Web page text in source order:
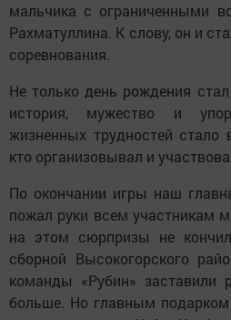
мальчика с ограниченными
Рахматуллина. К слову, он и
соревнования.
Не только день рождения
история, мужество и
жизненных трудностей стало
кто организовывал и
По окончании игры наш
пожал руки всем участникам
на этом сюрпризы не
сборной Высокогорского
команды «Рубин» заставили
больше. Но главным